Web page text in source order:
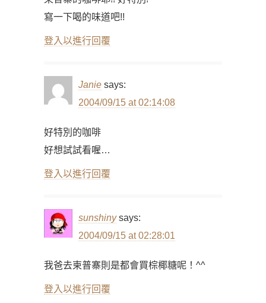
寫一下喝的味道吧!!
登入以進行回覆
Janie says:
2004/09/15 at 02:14:08
好特別的咖啡
好想試試看喔…
登入以進行回覆
sunshiny says:
2004/09/15 at 02:28:01
我爸去柬普寨則是都會買棕椰糖呢！^^
登入以進行回覆